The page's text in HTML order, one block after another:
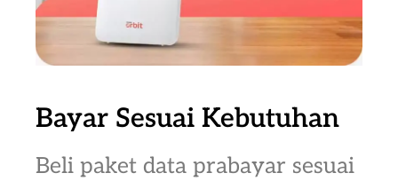
Bayar Sesuai Kebutuhan
Beli paket data prabayar sesuai